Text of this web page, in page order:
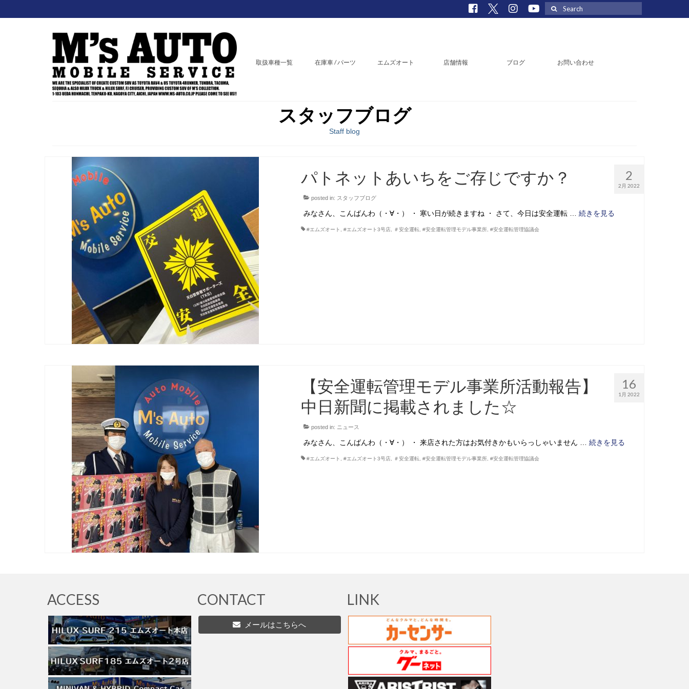
Search
for:
取扱車種一覧 在庫車 / パーツ エムズオート 店舗情報 ブログ お問い合わせ
スタッフブログ
Staff blog
2
2月 2022
パトネットあいちをご存じですか？
posted in: スタッフブログ
みなさん、こんばんわ（・∀・） ・ 寒い日が続きますね ・ さて、今日は安全運転 …続きを見る
#エムズオート ,#エムズオート3号店 ＃安全運転 ,#安全運転管理モデル事業所 ,#安全運転管理協議会
16
1月 2022
【安全運転管理モデル事業所活動報告】
中日新聞に掲載されました☆
posted in: ニュース
みなさん、こんばんわ（・∀・） ・ 来店された方はお気付きかもいらっしゃいません …続きを見る
#エムズオート ,#エムズオート3号店 ＃安全運転 ,#安全運転管理モデル事業所 ,#安全運転管理協議会
ACCESS CONTACT
メールはこちらへ
LINK